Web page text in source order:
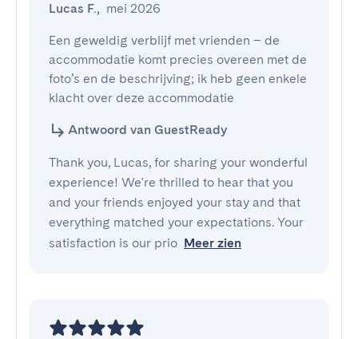
Lucas F., mei 2026
Een geweldig verblijf met vrienden – de
accommodatie komt precies overeen met de
foto’s en de beschrijving; ik heb geen enkele
klacht over deze accommodatie
Antwoord van GuestReady
Thank you, Lucas, for sharing your wonderful
experience! We're thrilled to hear that you
and your friends enjoyed your stay and that
everything matched your expectations. Your
satisfaction is our prio Meer zien